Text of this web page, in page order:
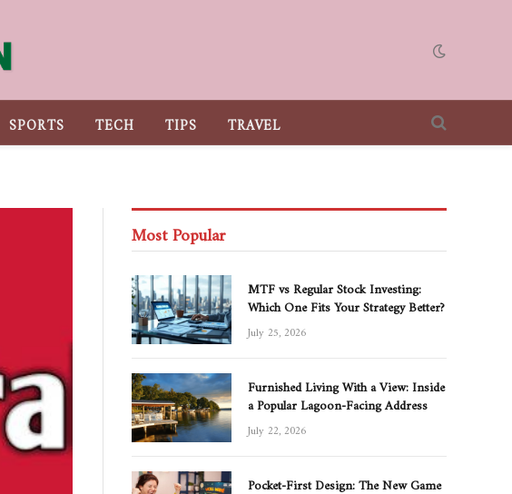
SPORTS TECH TIPS TRAVEL
Most Popular
MTF vs Regular Stock Investing:
Which One Fits Your Strategy Better?
July 25, 2026
Furnished Living With a View: Inside
a Popular Lagoon-Facing Address
July 22, 2026
Pocket-First Design: The New Game